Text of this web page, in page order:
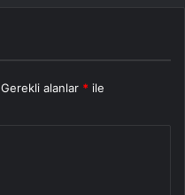
Gerekli alanlar * ile